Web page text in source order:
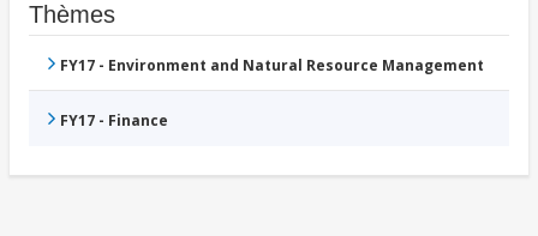
Thèmes
FY17 - Environment and Natural Resource Management
FY17 - Finance